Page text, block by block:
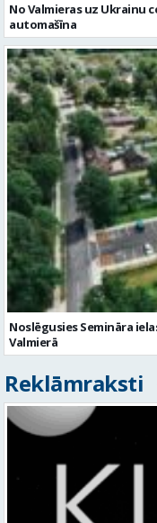
No Valmieras uz Ukrainu
automašīna
Noslēgusies Semināra
Valmierā
Reklāmraksti